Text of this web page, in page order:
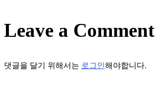
Leave a Comment
댓글을 달기 위해서는 로그인해야합니다.